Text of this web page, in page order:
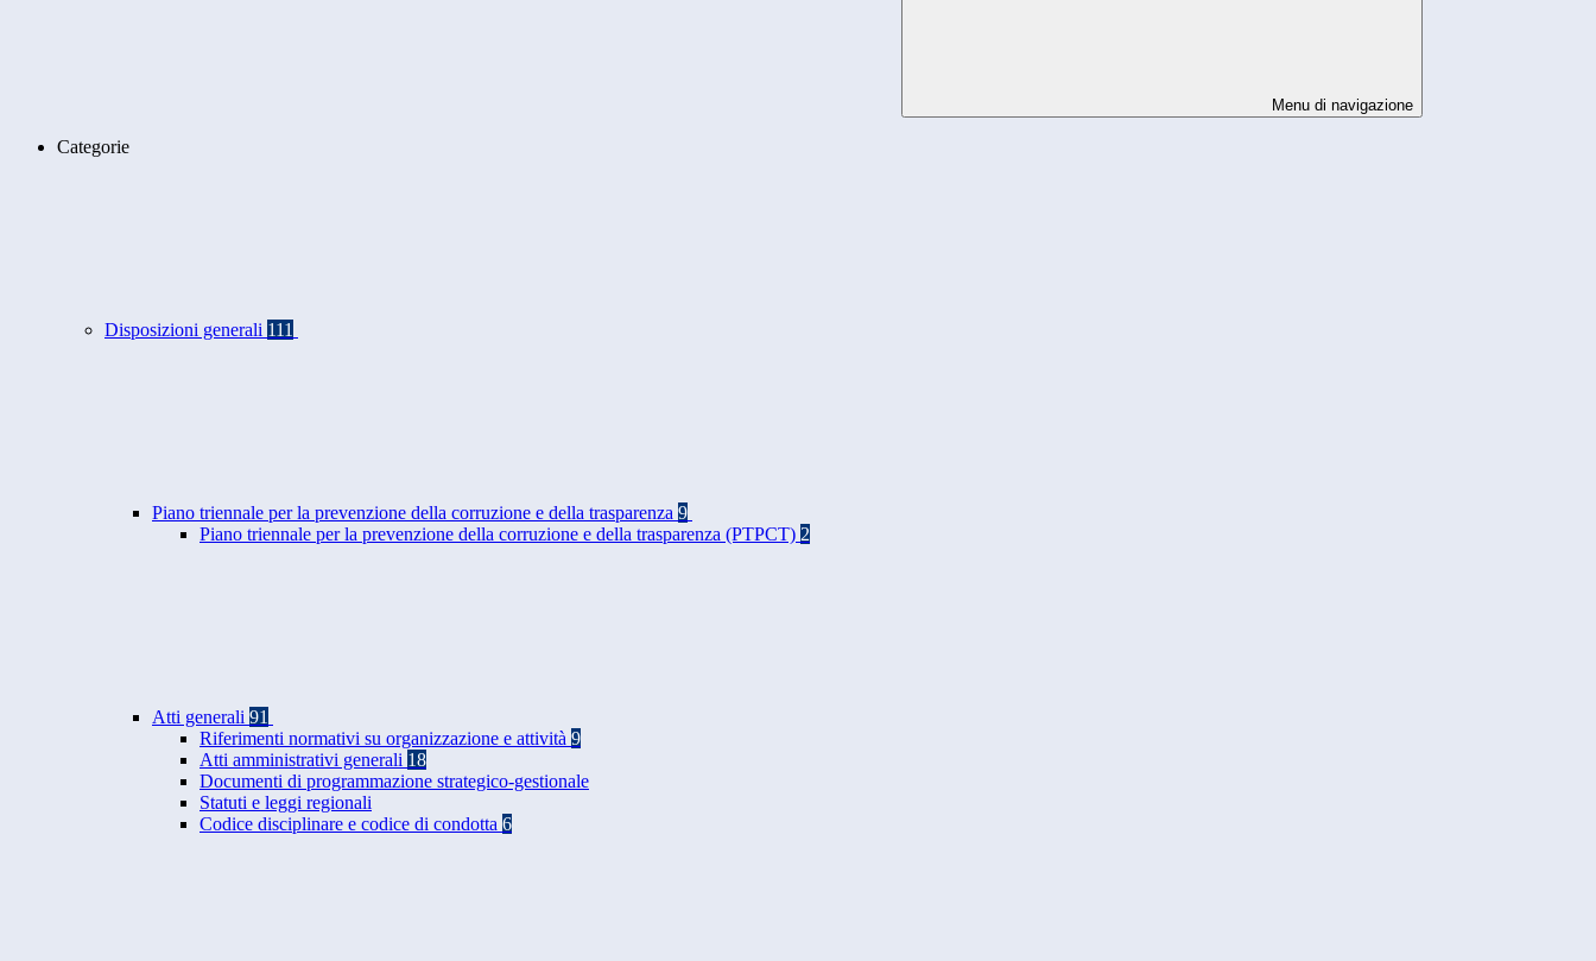
Menu di navigazione
Categorie
Disposizioni generali 111
Piano triennale per la prevenzione della corruzione e della trasparenza 9
Piano triennale per la prevenzione della corruzione e della trasparenza (PTPCT) 2
Atti generali 91
Riferimenti normativi su organizzazione e attività 9
Atti amministrativi generali 18
Documenti di programmazione strategico-gestionale
Statuti e leggi regionali
Codice disciplinare e codice di condotta 6